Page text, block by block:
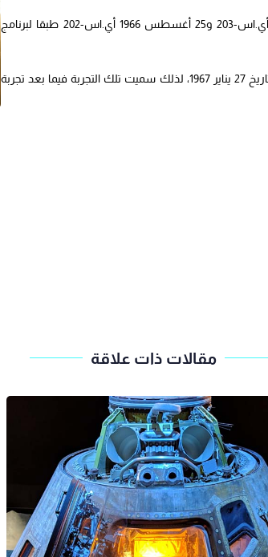
سبق هذا الاختبار اختبارات أخرى تمت بتاريخ 26 فبراير أي.اس-201 و5 يوليو أي.اس-203 و25 أغسطس 1966 أي.اس-202 طبقا لبرنامج
وقد حدث ان توفي ثلاثة من رواد الفضاء خلال تجربة مركبة الفضاء أجريت بتاريخ 27 يناير 1967، لذلك سميت تلك التجربة فيما بعد تجربة
مقالات ذات علاقة